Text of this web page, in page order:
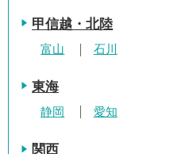
甲信越・北陸
富山 石川
東海
静岡 愛知
関西